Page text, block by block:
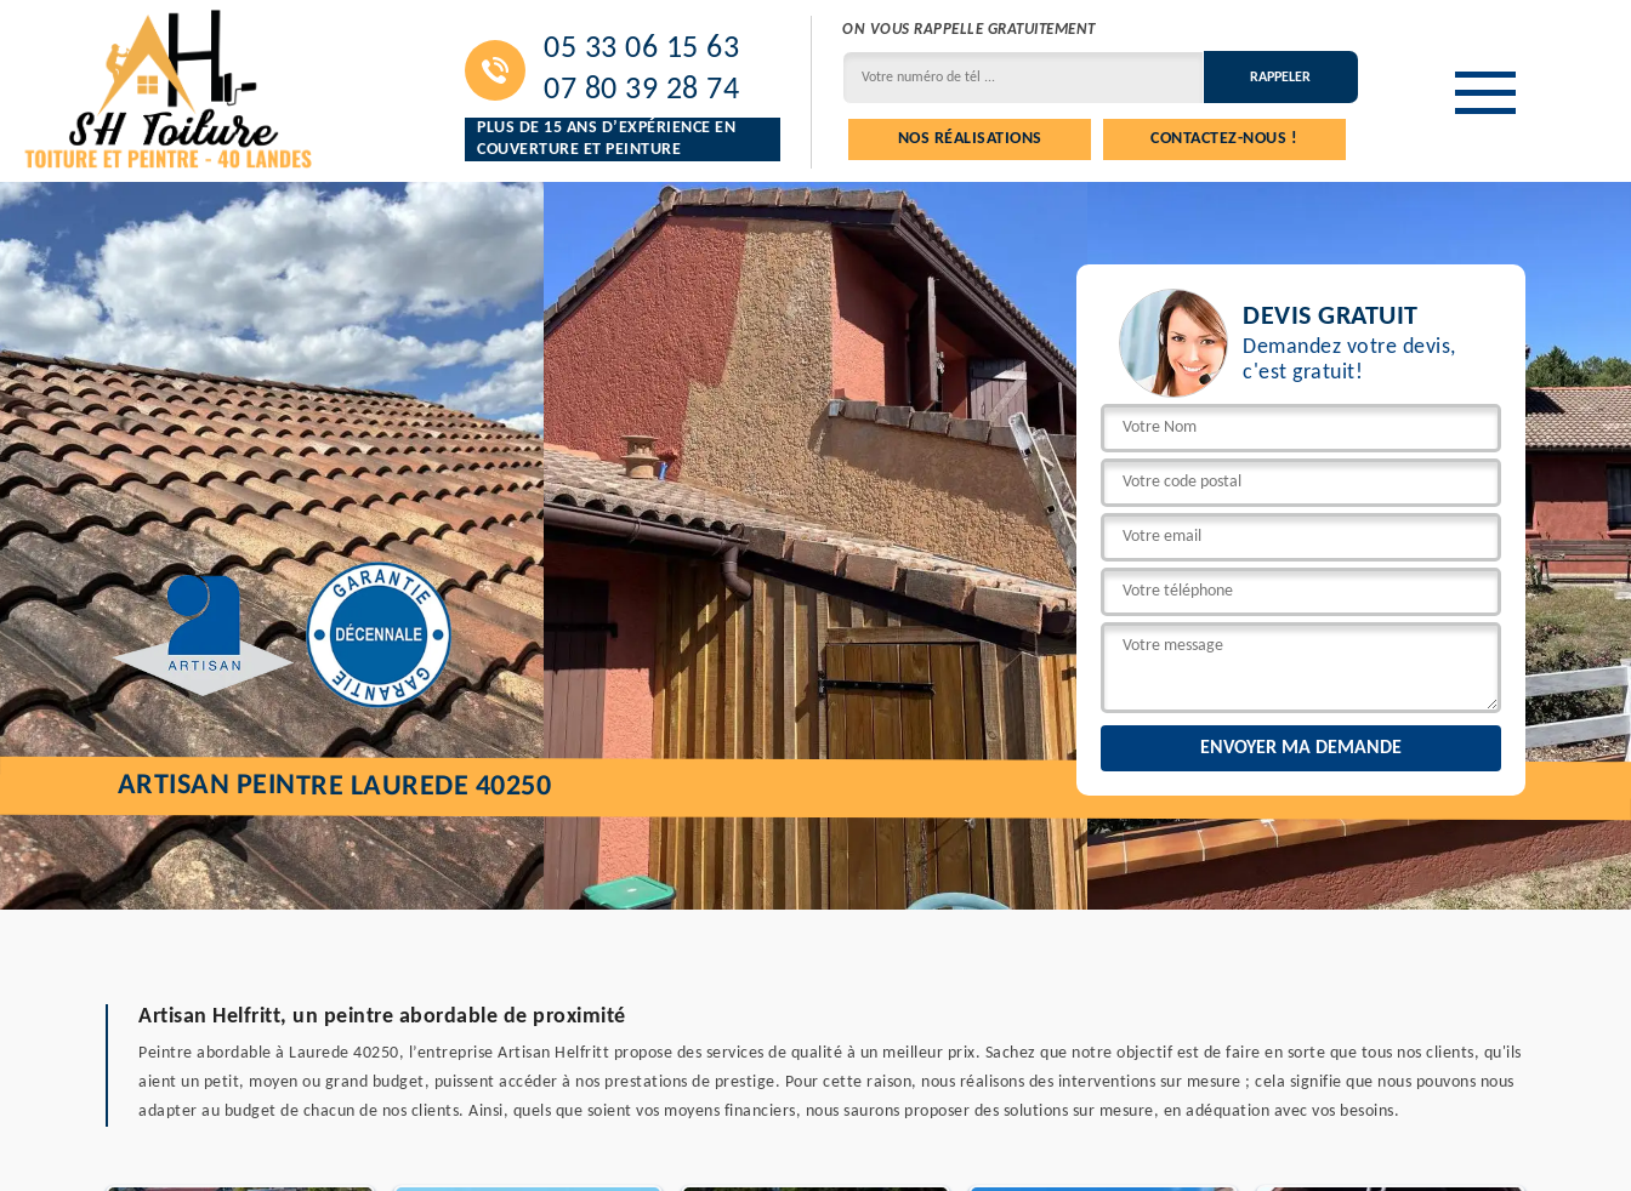
05 33 06 15 63
07 80 39 28 74
PLUS DE 15 ANS D’EXPÉRIENCE EN
COUVERTURE ET PEINTURE
ON VOUS RAPPELLE GRATUITEMENT
NOS RÉALISATIONS CONTACTEZ-NOUS !
DEVIS GRATUIT
Demandez votre devis,
c'est gratuit!
ARTISAN PEINTRE LAUREDE 40250
Artisan Helfritt, un peintre abordable de proximité
Peintre abordable à Laurede 40250, l’entreprise Artisan Helfritt propose des services de qualité à un meilleur prix. Sachez que notre objectif est de faire en sorte que tous nos clients, qu'ils
aient un petit, moyen ou grand budget, puissent accéder à nos prestations de prestige. Pour cette raison, nous réalisons des interventions sur mesure ; cela signifie que nous pouvons nous
adapter au budget de chacun de nos clients. Ainsi, quels que soient vos moyens financiers, nous saurons proposer des solutions sur mesure, en adéquation avec vos besoins.